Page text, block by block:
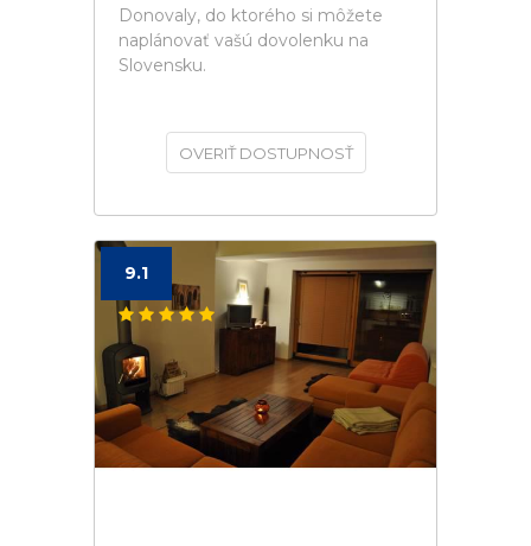
Donovaly, do ktorého si môžete
naplánovať vašú dovolenku na
Slovensku.
OVERIŤ DOSTUPNOSŤ
9.1